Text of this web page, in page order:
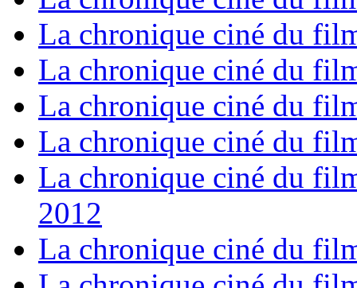
La chronique ciné du
La chronique ciné du
La chronique ciné du
La chronique ciné du
La chronique ciné du
2012
La chronique ciné du